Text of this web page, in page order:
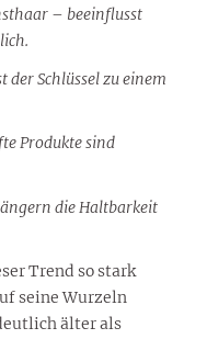
– beeinflusst
Schlüssel zu einem
Produkte sind
die Haltbarkeit
Trend so stark
seine Wurzeln
älter als